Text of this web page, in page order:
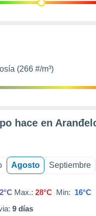
(266 #/m³)
hace en
Agosto Septiembre
Max.: 28°C Min: 16°C
9 días